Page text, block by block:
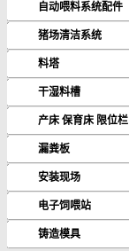
自动喂料系统配件
猪场清洁系统
料塔
干湿料槽
产床 保育床 限位栏
漏粪板
安装现场
电子饲喂站
铸造模具